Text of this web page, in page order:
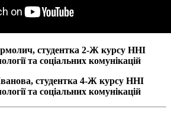
студентка 2-Ж курсу ННІ
та соціальних комунікацій
студентка 4-Ж курсу ННІ
та соціальних комунікацій